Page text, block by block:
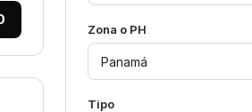
Zona o PH
Tipo